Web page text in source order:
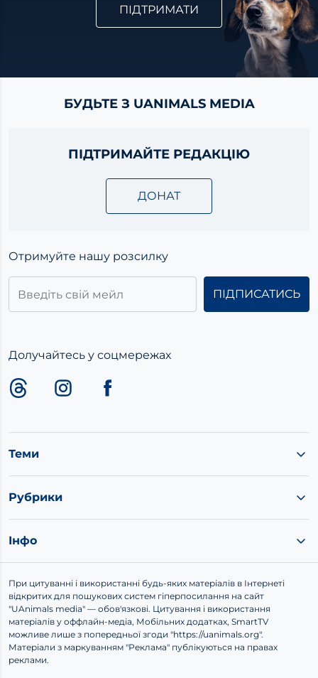
ПІДТРИМАТИ
БУДЬТЕ З UANIMALS MEDIA
ПІДТРИМАЙТЕ РЕДАКЦІЮ
ДОНАТ
Отримуйте нашу розсилку
Долучайтесь у соцмережах
Теми
Рубрики
Інфо
При цитуванні і використанні будь-яких матеріалів в Інтернеті
відкритих для пошукових систем гіперпосилання на сайт
"UAnimals media" — обов'язкові. Цитування і використання
матеріалів у оффлайн-медіа, Мобільних додатках, SmartTV
можливе лише з попередньої згоди "https://uanimals.org".
Матеріали з маркуванням "Реклама" публікуються на правах
реклами.